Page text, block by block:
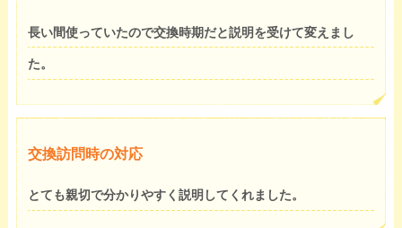
長い間使っていたので交換時期だと説明を受けて変えまし
た。
交換訪問時の対応
とても親切で分かりやすく説明してくれました。